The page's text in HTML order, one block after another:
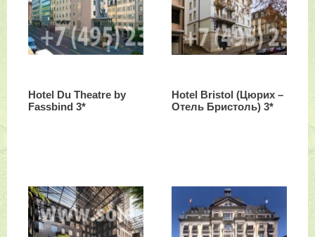
Hotel Du Theatre by
Fassbind 3*
Hotel Bristol (Цюрих –
Отель Бристоль) 3*